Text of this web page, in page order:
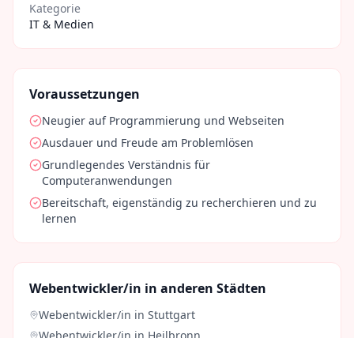
Kategorie
IT & Medien
Voraussetzungen
Neugier auf Programmierung und Webseiten
Ausdauer und Freude am Problemlösen
Grundlegendes Verständnis für
Computeranwendungen
Bereitschaft, eigenständig zu recherchieren und zu
lernen
Webentwickler/in in anderen Städten
Webentwickler/in in Stuttgart